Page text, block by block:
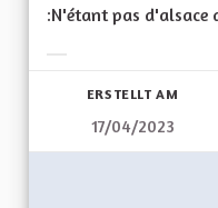
:N'étant pas d'alsace
ERSTELLT AM
17/04/2023